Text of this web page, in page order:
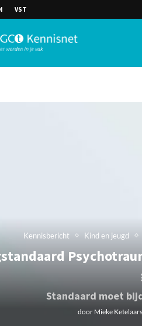
VST
Kennisbericht Kind en jeugd
Standaard moet
door Mieke Ketelaars